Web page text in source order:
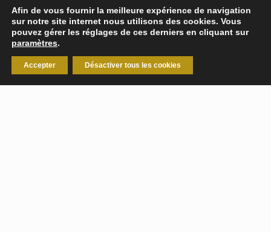
©2026Break-Out Company- Agence de
communication
Mentions légales|Politique de confidentialité
Afin de vous fournir la meilleure expérience de navigation
sur notre site internet nous utilisons des cookies. Vous
pouvez gérer les réglages de ces derniers en cliquant sur
paramètres.
Accepter Désactiver tous les cookies